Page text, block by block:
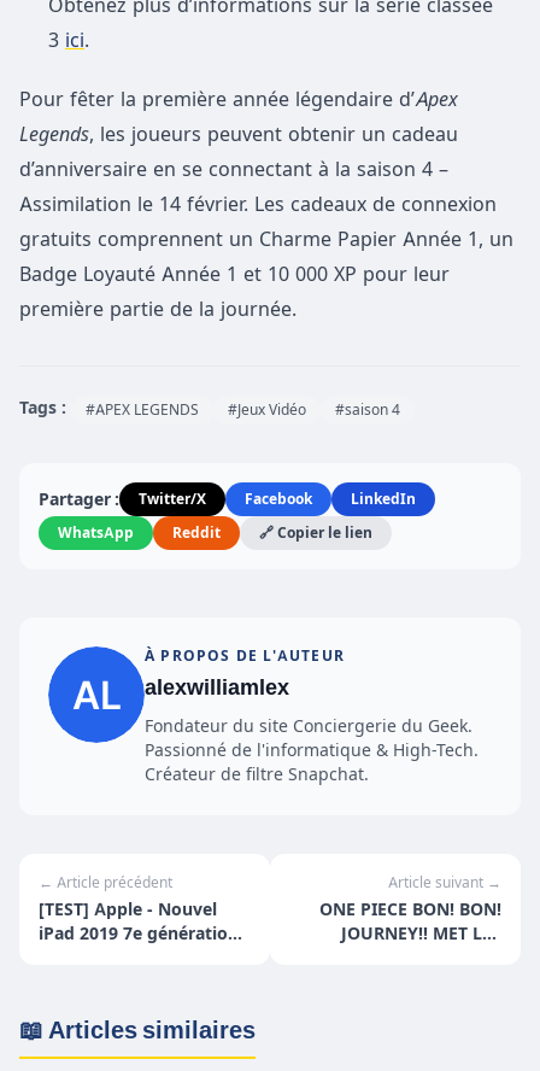
3 ici.
Pour fêter la première année légendaire d’Apex
Legends, les joueurs peuvent obtenir un cadeau
d’anniversaire en se connectant à la saison 4 –
Assimilation le 14 février. Les cadeaux de connexion
gratuits comprennent un Charme Papier Année 1, un
Badge Loyauté Année 1 et 10 000 XP pour leur
première partie de la journée.
Tags : #APEX LEGENDS #Jeux Vidéo #saison 4
Partager : Twitter/X Facebook
LinkedIn
WhatsApp
Reddit 🔗 Copier le lien
À PROPOS DE L'AUTEUR
alexwilliamlex
Fondateur du site Conciergerie du Geek.
Passionné de l'informatique & High-Tech.
Créateur de filtre Snapchat.
← Article précédent
[TEST] Apple - Nouvel
iPad 2019 7e génération
Article suivant →
ONE PIECE BON! BON!
JOURNEY!! MET LES
📖 Articles similaires